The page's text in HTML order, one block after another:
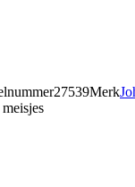
27539Merk